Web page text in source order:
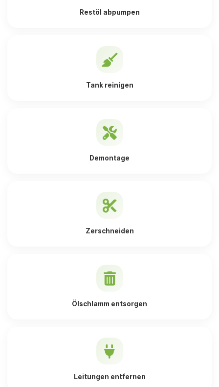
Restöl abpumpen
Tank reinigen
Demontage
Zerschneiden
Ölschlamm entsorgen
Leitungen entfernen